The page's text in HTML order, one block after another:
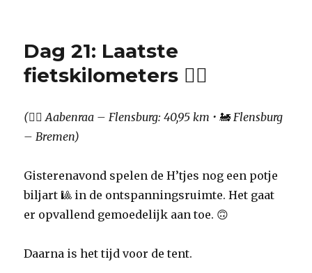
🚆
Dag 21: Laatste
fietskilometers 🚴‍♀️
(🚴‍♀️ Aabenraa – Flensburg: 40,95 km •🚂 Flensburg
– Bremen)
Gisterenavond spelen de H’tjes nog een potje
biljart 🎱 in de ontspanningsruimte. Het gaat
er opvallend gemoedelijk aan toe. 🙃
Daarna is het tijd voor de tent.